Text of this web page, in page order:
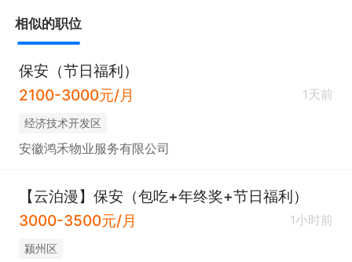
相似的职位
保安（节日福利）
2100-3000元/月
1天前
经济技术开发区
安徽鸿禾物业服务有限公司
【云泊漫】保安（包吃+年终奖+节日福利）
3000-3500元/月
1小时前
颍州区